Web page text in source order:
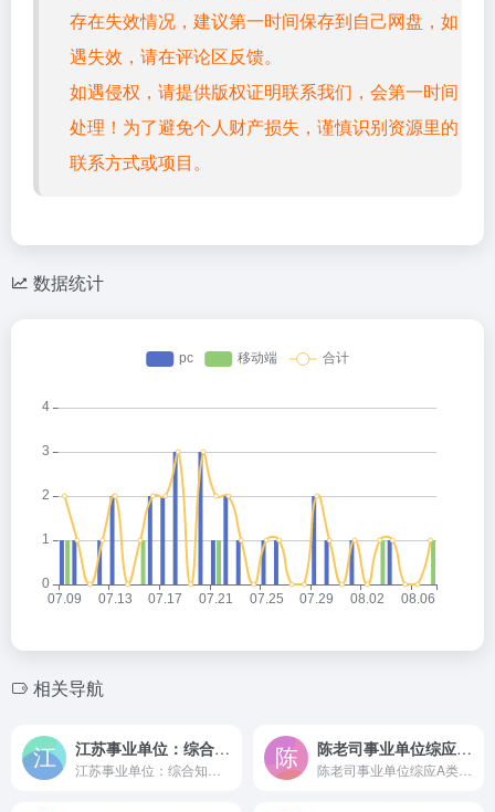
存在失效情况，建议第一时间保存到自己网盘，如
遇失效，请在评论区反馈。
如遇侵权，请提供版权证明联系我们，会第一时间
处理！为了避免个人财产损失，谨慎识别资源里的
联系方式或项目。
数据统计
相关导航
江苏事业单位：综合知识和能力素质 陈老司事业单位综应A类刷题班